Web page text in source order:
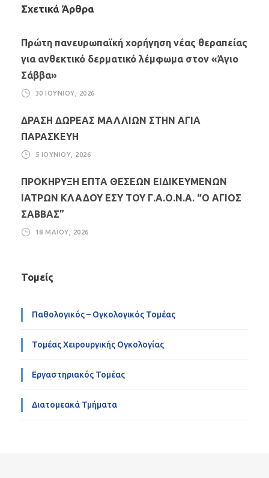
Σχετικά Άρθρα
Πρώτη πανευρωπαϊκή χορήγηση νέας θεραπείας
για ανθεκτικό δερματικό λέμφωμα στον «Άγιο
Σάββα»
30 ΙΟΥΝΊΟΥ, 2026
ΔΡΑΣΗ ΔΩΡΕΑΣ ΜΑΛΛΙΩΝ ΣΤΗΝ ΑΓΙΑ
ΠΑΡΑΣΚΕΥΗ
5 ΙΟΥΝΊΟΥ, 2026
ΠΡΟΚΗΡΥΞΗ ΕΠΤΑ ΘΕΣΕΩΝ ΕΙΔΙΚΕΥΜΕΝΩΝ
ΙΑΤΡΩΝ ΚΛΑΔΟΥ ΕΣΥ ΤΟΥ Γ.Α.Ο.Ν.Α. “Ο ΑΓΙΟΣ
ΣΑΒΒΑΣ”
18 ΜΑΪ́ΟΥ, 2026
Τομείς
Παθολογικός – Ογκολογικός Τομέας
Τομέας Χειρουργικής Ογκολογίας
Εργαστηριακός Τομέας
Διατομεακά Τμήματα